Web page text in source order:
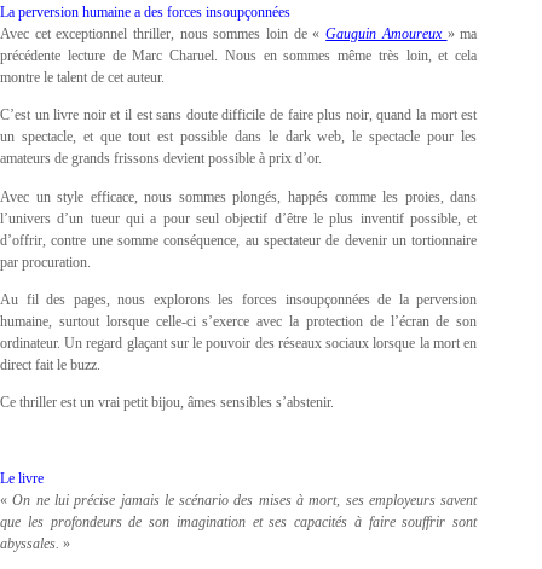
La perversion humaine a des forces insoupçonnées
Avec cet exceptionnel thriller, nous sommes loin de «Gauguin Amoureux » ma
précédente lecture de Marc Charuel. Nous en sommes même très loin, et cela
montre le talent de cet auteur.
C’est un livre noir et il est sans doute difficile de faire plus noir, quand la mort est
un spectacle, et que tout est possible dans le dark web, le spectacle pour les
amateurs de grands frissons devient possible à prix d’or.
Avec un style efficace, nous sommes plongés, happés comme les proies, dans
l’univers d’un tueur qui a pour seul objectif d’être le plus inventif possible, et
d’offrir, contre une somme conséquence, au spectateur de devenir un tortionnaire
par procuration.
Au fil des pages, nous explorons les forces insoupçonnées de la perversion
humaine, surtout lorsque celle-ci s’exerce avec la protection de l’écran de son
ordinateur. Un regard glaçant sur le pouvoir des réseaux sociaux lorsque la mort en
direct fait le buzz.
Ce thriller est un vrai petit bijou, âmes sensibles s’abstenir.
Le livre
«On ne lui précise jamais le scénario des mises à mort, ses employeurs savent
que les profondeurs de son imagination et ses capacités à faire souffrir sont
abyssales. »